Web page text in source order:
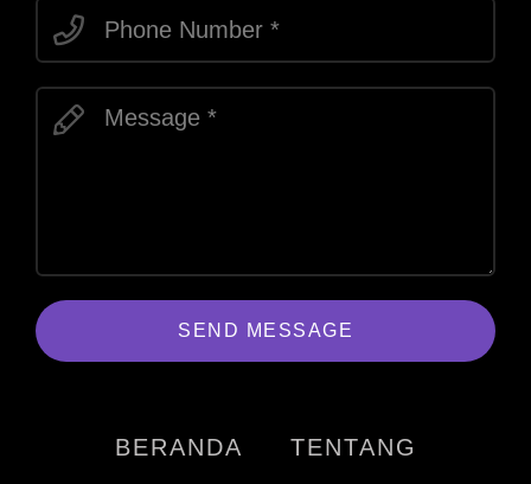
SEND MESSAGE
BERANDA TENTANG